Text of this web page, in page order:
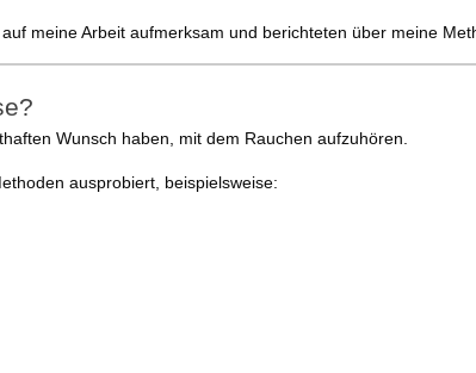
meine Arbeit aufmerksam und berichteten über meine
Wunsch haben, mit dem Rauchen aufzuhören.
ausprobiert, beispielsweise: